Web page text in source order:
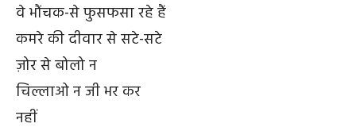
वे भौंचक-से फुसफसा रहे हैं
कमरे की दीवार से सटे-सटे
ज़ोर से बोलो न
चिल्लाओ न जी भर कर
नहीं